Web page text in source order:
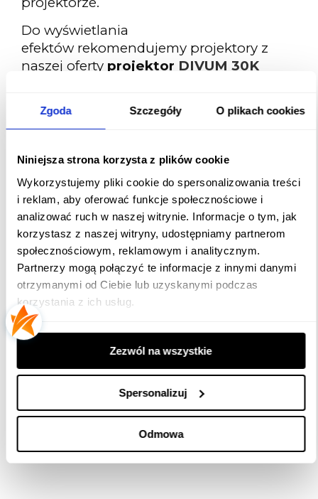
Zgoda Szczegóły O plikach cookies
Niniejsza strona korzysta z plików cookie
Wykorzystujemy pliki cookie do spersonalizowania treści
i reklam, aby oferować funkcje społecznościowe i
analizować ruch w naszej witrynie. Informacje o tym, jak
korzystasz z naszej witryny, udostępniamy partnerom
społecznościowym, reklamowym i analitycznym.
Partnerzy mogą połączyć te informacje z innymi danymi
otrzymanymi od Ciebie lub uzyskanymi podczas
korzystania z ich usług.
Zezwól na wszystkie
Spersonalizuj
Odmowa
Do wyświetlania
efektów rekomendujemy projektory z
naszej oferty projektor DIVUM 30K
GOBOSERVICE, którego jesteśmy
Projektory najwyższej jakości z diodą LED,
statyczne jak i dynamiczne, możliwy
również mapping.
Opis produktu:
• kolor biały
• płytka z animacją świąteczną
Wykonujemy płytki z dowolną grafiką!
Wyślij nam swój projekt lub zaproponuj
Jeśli potrzebujesz pomocy w wyborze